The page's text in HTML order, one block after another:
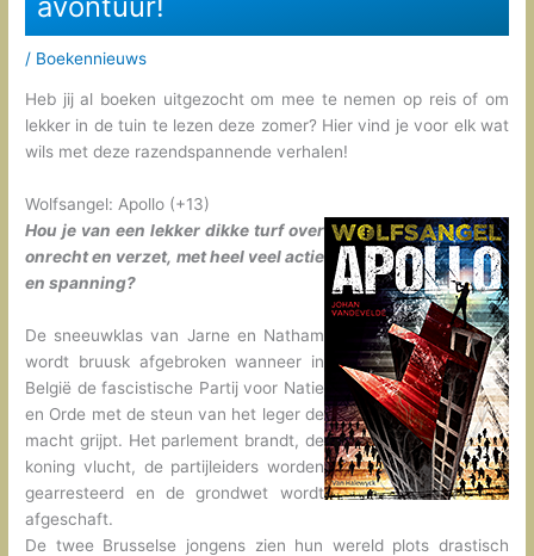
/ Boekennieuws
Heb jij al boeken uitgezocht om mee te nemen op reis of om
lekker in de tuin te lezen deze zomer? Hier vind je voor elk wat
wils met deze razendspannende verhalen!
Wolfsangel: Apollo (+13)
Hou je van een lekker dikke turf over
onrecht en verzet, met heel veel actie
en spanning?
De sneeuwklas van Jarne en Natham
wordt bruusk afgebroken wanneer in
België de fascistische Partij voor Natie
en Orde met de steun van het leger de
macht grijpt. Het parlement brandt, de
koning vlucht, de partijleiders worden
gearresteerd en de grondwet wordt
afgeschaft.
De twee Brusselse jongens zien hun wereld plots drastisch